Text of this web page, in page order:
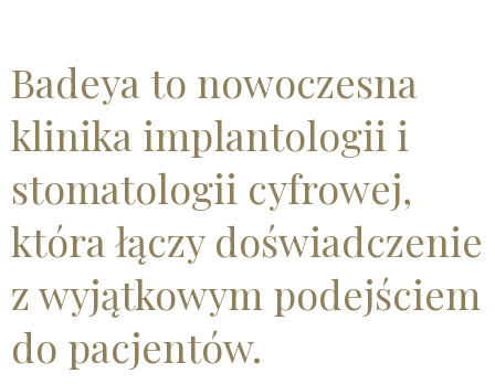
Badeya to nowoczesna
klinika implantologii i
stomatologii cyfrowej,
która łączy doświadczenie
z wyjątkowym podejściem
do pacjentów.